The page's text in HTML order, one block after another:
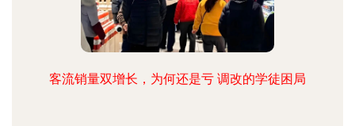
客流销量双增长，为何还是亏 调改的学徒困局